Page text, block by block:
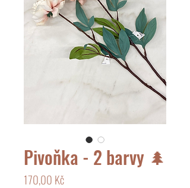
Pivoňka - 2 barvy 🌲
170,00 KčCena